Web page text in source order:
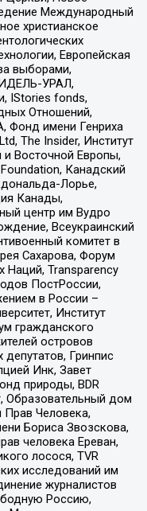
Международный
христианское
Европейская
выборами,
УРАЛ,
IStories fonds,
Отношений,
имени Генриха
The Insider, Институт
Восточной Европы,
Канадский
Лорье,
Канады,
центр им Вудро
Всеукраинский
комитет в
Сахарова, Форум
Наций, Transparеncy
ПостРоссии,
в России –
Институт
гражданского
островов
Гринпис
Инк, Завет
природы, BDR
Образовательный дом
Человека,
Бориса Звозскова,
человека Ереван,
лосося, TVR
исследований им
журналистов
Россию,